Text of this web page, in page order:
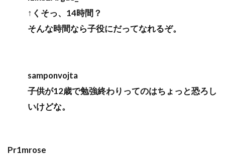
↑くそっ、14時間？
そんな時間なら子役にだってなれるぞ。
samponvojta
子供が12歳で勉強終わりってのはちょっと恐ろし
いけどな。
Pr1mrose